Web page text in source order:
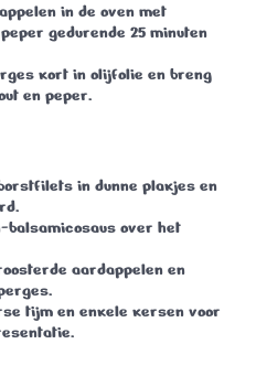
in de oven met
gedurende 25 minuten
kort in olijfolie en breng
en peper.
in dunne plakjes en
balsamicosaus over het
aardappelen en
tijm en enkele kersen voor